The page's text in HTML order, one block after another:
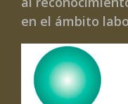
en el ámbito